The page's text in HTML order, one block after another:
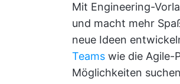
Mit Engineering-
und macht mehr
neue Ideen
Teams wie die Agile-
Möglichkeiten